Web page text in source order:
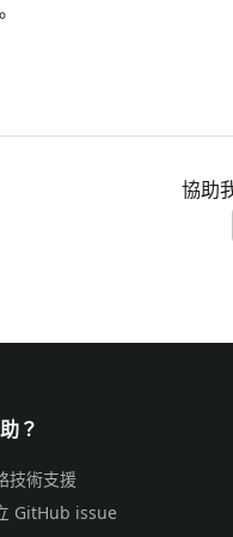
。
協助
？
技術支援
GitHub issue